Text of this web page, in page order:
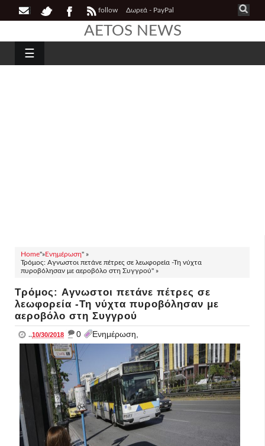
follow Δωρεά - PayPal
AETOS NEWS
☰
Home"»Ενημέρωση" »
Τρόμος: Aγνωστοι πετάνε πέτρες σε λεωφορεία -Τη νύχτα
πυροβόλησαν με αεροβόλο στη Συγγρού" »
Τρόμος: Aγνωστοι πετάνε πέτρες σε
λεωφορεία -Τη νύχτα πυροβόλησαν με
αεροβόλο στη Συγγρού
..10/30/2018 _ 0 Ενημέρωση,